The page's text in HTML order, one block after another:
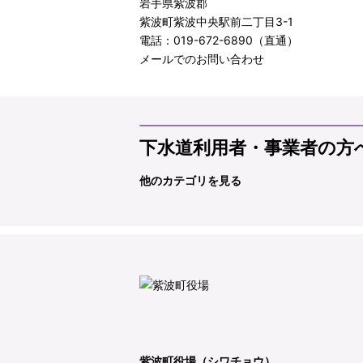
紫波町紫波中央駅前二丁目3-1
電話：019-672-6890（直通）
メールでのお問い合わせ
下水道利用者・事業者の方
他のカテゴリを見る